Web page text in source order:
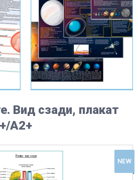
Вид сзади, плакат
А2+
NEW